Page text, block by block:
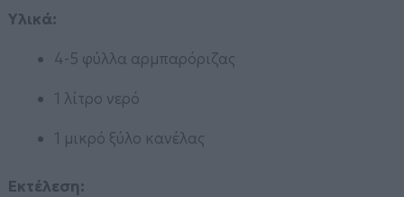
Υλικά:
4-5 φύλλα αρμπαρόριζας
1 λίτρο νερό
1 μικρό ξύλο κανέλας
Εκτέλεση: